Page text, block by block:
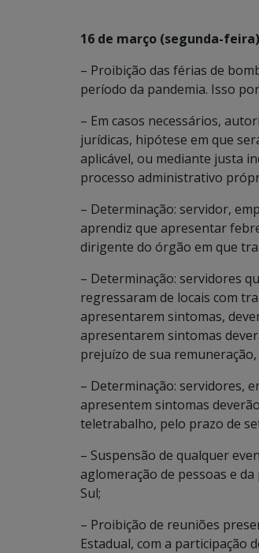
16 de março (segunda-feira)
– Proibição das férias de
período da pandemia. Isso
– Em casos necessários,
jurídicas, hipótese em que
aplicável, ou mediante justa
processo administrativo
– Determinação: servidor,
aprendiz que apresentar
dirigente do órgão em que
– Determinação: servidores
regressaram de locais com
apresentarem sintomas,
apresentarem sintomas
prejuízo de sua
– Determinação: servidores,
apresentem sintomas
teletrabalho, pelo prazo de
– Suspensão de qualquer
aglomeração de pessoas e
Sul;
– Proibição de reuniões
Estadual, com a participação